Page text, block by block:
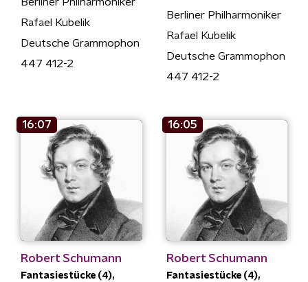
Rafael Kubelik
Deutsche Grammophon
447 412-2
Berliner Philharmoniker
Rafael Kubelik
Deutsche Grammophon
447 412-2
16:07
Robert Schumann
Fantasiestücke (4),
16:05
Robert Schumann
Fantasiestücke (4),